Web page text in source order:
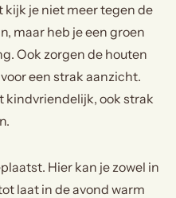
kijk je niet meer tegen de
maar heb je een groen
Ook zorgen de houten
een strak aanzicht.
kindvriendelijk, ook strak
Hier kan je zowel in
laat in de avond warm